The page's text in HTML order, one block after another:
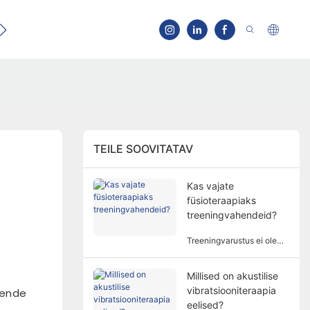
TEILE SOOVITATAV
Kas vajate
füsioteraapiaks
treeningvahendeid?
Treeningvarustus ei ole
füsioteraapia
treeningseadmete järele
hõlmab mitmeid tegureid
Millised on akustilise
vibratsiooniteraapia
eelised?